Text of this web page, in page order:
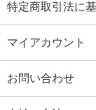
特定商取引法に
マイアカウント
お問い合わせ